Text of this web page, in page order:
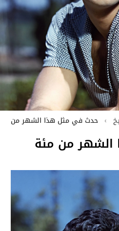
› حدث في مثل هذا الشهر من
من مئة